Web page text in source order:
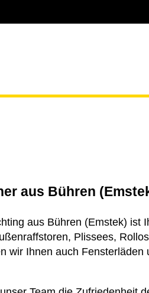
aus Bühren
aus Bühren (Emstek)
Plissees,
wir Ihnen auch